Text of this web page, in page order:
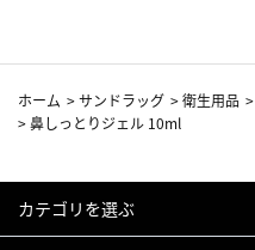
ホーム >サンドラッグ >衛生用品 >
>鼻しっとりジェル 10ml
カテゴリを選ぶ